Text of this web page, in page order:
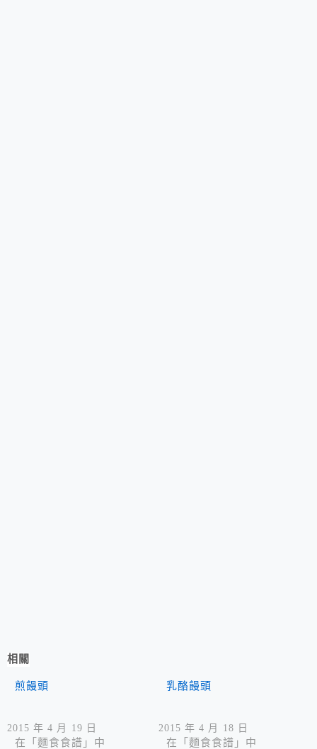
相關
煎饅頭
2015 年 4 月 19 日
在「麵食食譜」中
乳酪饅頭
2015 年 4 月 18 日
在「麵食食譜」中